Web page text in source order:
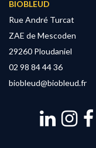
BIOBLEUD
Rue André Turcat
ZAE de Mescoden
29260 Ploudaniel
02 98 84 44 36
biobleud@biobleud.fr